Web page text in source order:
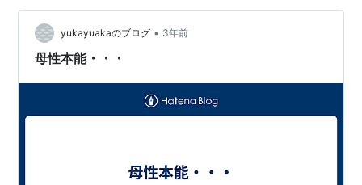
yukayuakaのブログ • 3年前
母性本能・・・